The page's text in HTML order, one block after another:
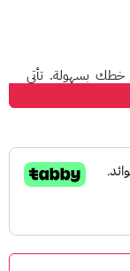
بسهولة. تأتي
إمكانية استخدام
أو حتى تحويله